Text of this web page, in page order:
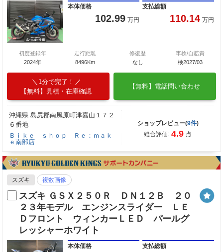
本体価格
102.99 万円
支払総額
110.14 万円
初度登録年
2024年
走行距離
8496Km
修復歴
なし
車検/自賠責
検2027/03
1分で完了！
【無料】見積・在庫確認
【無料】電話問い合わせ
沖縄県 島尻郡南風原町津嘉山１７２
６番地
Ｂｉｋｅ ｓｈｏｐ Ｒｅ：ｍａｋ
ｅ南部店
ショップレビュー(9件)
総合評価: 4.9 点
スズキ 複数画像
スズキ ＧＳＸ２５０Ｒ ＤＮ１２Ｂ ２０
２３年モデル エンジンスライダー ＬＥ
Ｄフロント ウィンカーＬＥＤ パールグ
レッシャーホワイト
本体価格 支払総額